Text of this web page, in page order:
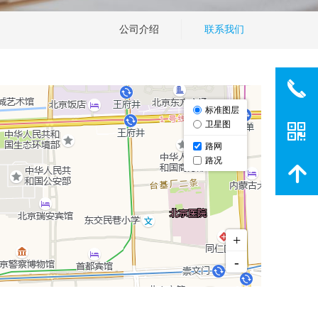
公司介绍 联系我们
끅
낃
녕